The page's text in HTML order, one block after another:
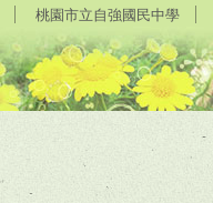
桃園市立自強國民中學